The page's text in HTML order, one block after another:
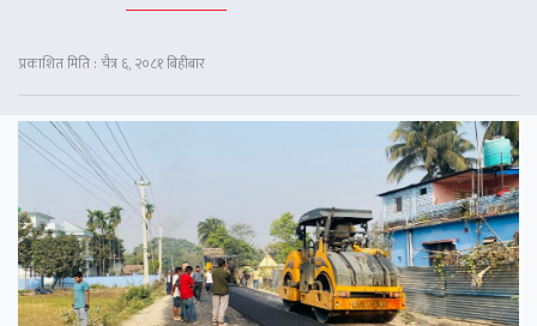
प्रकाशित मिति : चैत्र ६, २०८१ बिहीबार